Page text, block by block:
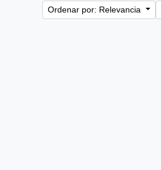
Ordenar por: Relevancia